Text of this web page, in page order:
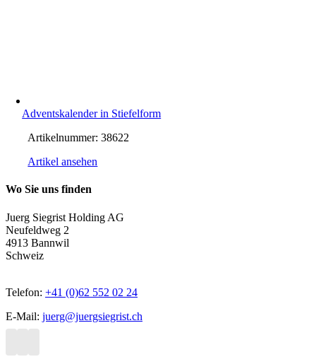
Adventskalender in Stiefelform
Artikelnummer:38622
Artikel ansehen
Wo Sie uns finden
Juerg Siegrist Holding AG
Neufeldweg 2
4913 Bannwil
Schweiz
Telefon: +41 (0)62 552 02 24
E-Mail: juerg@juergsiegrist.ch